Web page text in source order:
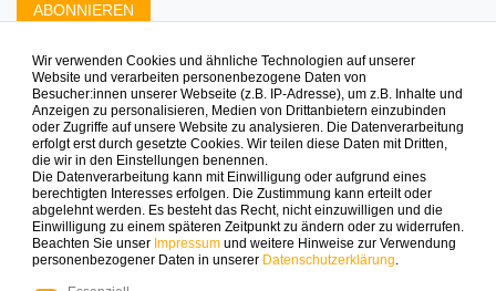
ABONNIEREN
Zahlungsarten die wir anbieten
Mehr Spielinspiration gefällig?
Wir verwenden Cookies und ähnliche Technologien auf unserer
Website und verarbeiten personenbezogene Daten von
Besucher:innen unserer Webseite (z.B. IP-Adresse), um z.B. Inhalte und
Anzeigen zu personalisieren, Medien von Drittanbietern einzubinden
oder Zugriffe auf unsere Website zu analysieren. Die Datenverarbeitung
erfolgt erst durch gesetzte Cookies. Wir teilen diese Daten mit Dritten,
die wir in den Einstellungen benennen.
Die Datenverarbeitung kann mit Einwilligung oder aufgrund eines
berechtigten Interesses erfolgen. Die Zustimmung kann erteilt oder
abgelehnt werden. Es besteht das Recht, nicht einzuwilligen und die
Einwilligung zu einem späteren Zeitpunkt zu ändern oder zu widerrufen.
Beachten Sie unser Impressum und weitere Hinweise zur Verwendung
personenbezogener Daten in unserer Daten­schutz­erklärung.